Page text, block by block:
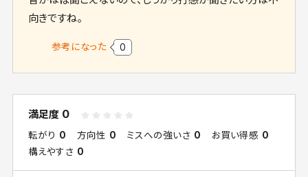
向きですね。
参考になった 0
満足度 0
転がり 0 方向性 0 ミスへの強いさ 0 お買い得感 0
構えやすさ 0